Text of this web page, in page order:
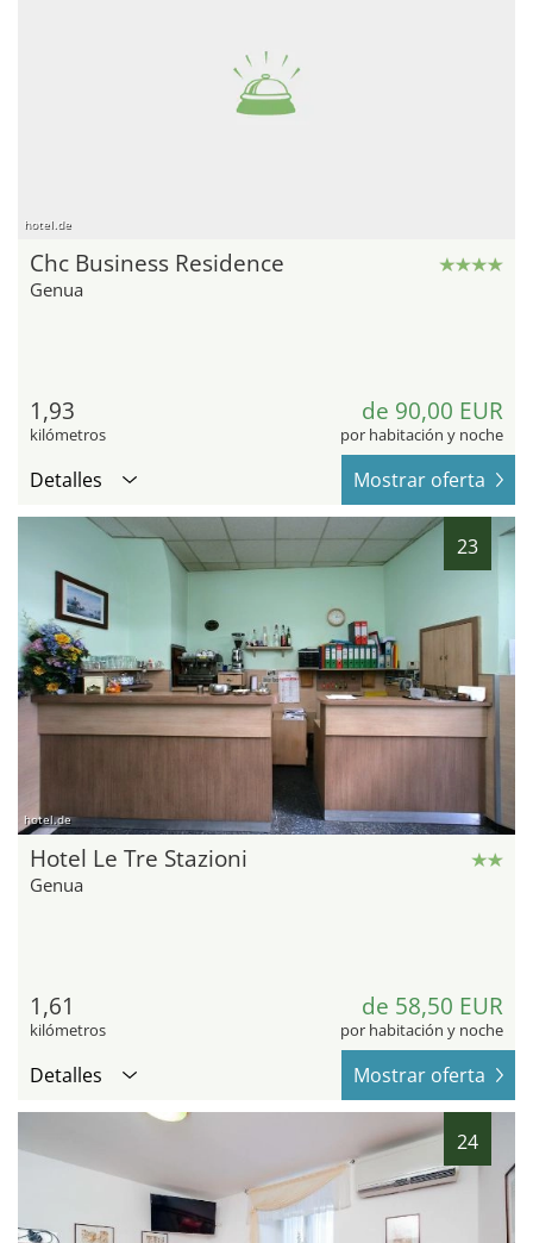
hotel.de
Chc Business Residence
Genua
1,93
kilómetros
de 90,00 EUR
por habitación y noche
Detalles Mostrar oferta
23
hotel.de
Hotel Le Tre Stazioni
Genua
1,61
kilómetros
de 58,50 EUR
por habitación y noche
Detalles Mostrar oferta
24